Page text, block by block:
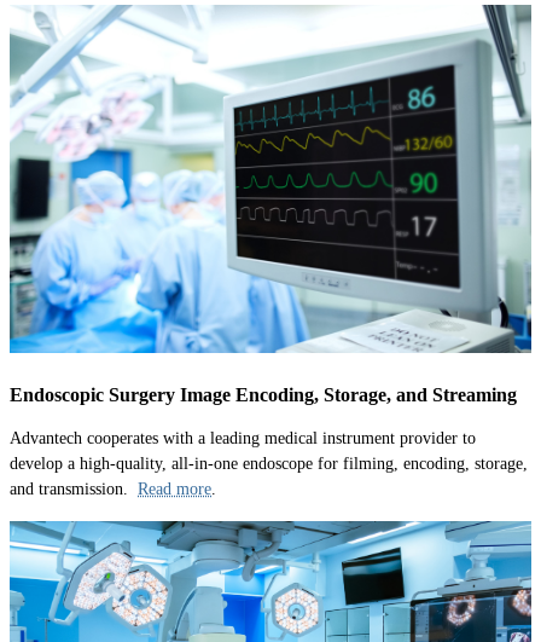
Endoscopic Surgery Image Encoding, Storage, and Streaming
Advantech cooperates with a leading medical instrument provider to
develop a high-quality, all-in-one endoscope for filming, encoding, storage,
and transmission. Read more.